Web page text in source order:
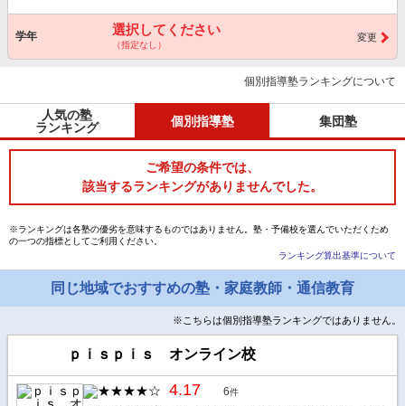
学年 選択してください
（指定なし）
変更
個別指導塾ランキングについて
人気の塾
ランキング
個別指導塾 集団塾
ご希望の条件では、
該当するランキングがありませんでした。
※ランキングは各塾の優劣を意味するものではありません。塾・予備校を選んでいただくため
の一つの指標としてご利用ください。
ランキング算出基準について
同じ地域でおすすめの塾・家庭教師・通信教育
※こちらは個別指導塾ランキングではありません。
ｐｉｓｐｉｓ オンライン校
4.17 6件